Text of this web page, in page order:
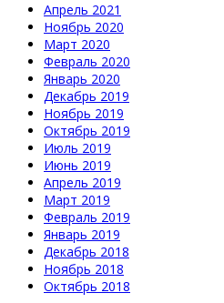
Апрель 2021
Ноябрь 2020
Март 2020
Февраль 2020
Январь 2020
Декабрь 2019
Ноябрь 2019
Октябрь 2019
Июль 2019
Июнь 2019
Апрель 2019
Март 2019
Февраль 2019
Январь 2019
Декабрь 2018
Ноябрь 2018
Октябрь 2018